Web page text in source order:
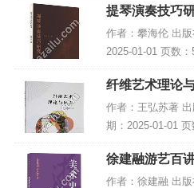
提琴演奏技巧
载,网盘资源
作者：攀海伦 出
2025-01-01 页数
书大小：178MB [
乐演奏...
纤维艺术理论
载,网盘资源
作者：王弘苏著
期：2025-01-01
电子书大小：
介 该书结...
徐建融游艺百
F电子书网盘下
作者：徐建融 出